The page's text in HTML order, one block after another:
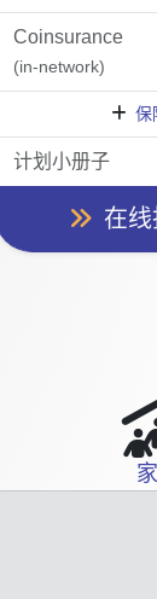
Coinsurance
(in-network)
保
计划小册子
在